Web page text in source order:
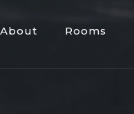
About Rooms